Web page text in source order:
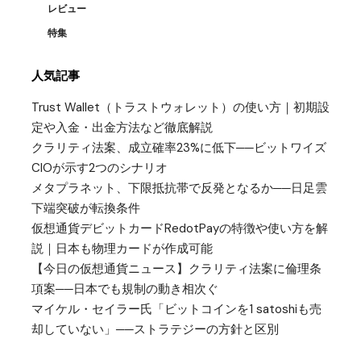
レビュー
特集
人気記事
Trust Wallet（トラストウォレット）の使い方｜初期設
定や入金・出金方法など徹底解説
クラリティ法案、成立確率23%に低下──ビットワイズ
CIOが示す2つのシナリオ
メタプラネット、下限抵抗帯で反発となるか──日足雲
下端突破が転換条件
仮想通貨デビットカードRedotPayの特徴や使い方を解
説｜日本も物理カードが作成可能
【今日の仮想通貨ニュース】クラリティ法案に倫理条
項案──日本でも規制の動き相次ぐ
マイケル・セイラー氏「ビットコインを1 satoshiも売
却していない」──ストラテジーの方針と区別